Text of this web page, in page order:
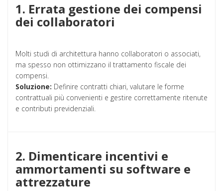
1. Errata gestione dei compensi
dei collaboratori
Molti studi di architettura hanno collaboratori o associati,
ma spesso non ottimizzano il trattamento fiscale dei
compensi.
Soluzione: Definire contratti chiari, valutare le forme
contrattuali più convenienti e gestire correttamente ritenute
e contributi previdenziali.
2. Dimenticare incentivi e
ammortamenti su software e
attrezzature